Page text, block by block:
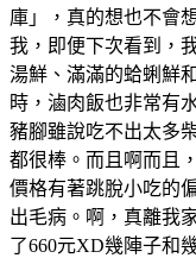
庫」，真的想也不會
我，即便下次看到，
湯鮮、滿滿的蛤蜊鮮
時，滷肉飯也非常有
豬腳雖說吃不出太多
都很棒。而且啊而且
價格有著跳脫小吃的
出毛病。啊，真離我
了660元XD幾陣子和